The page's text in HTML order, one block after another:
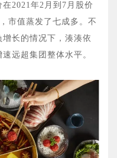
2021年2月到7月股价
市值蒸发了七成多。不
长的情况下，湊湊依
远超集团整体水平。